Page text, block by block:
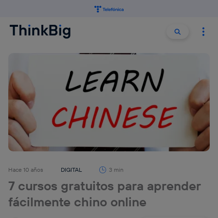
Buscar
Hace 10 años DIGITAL 3 min
7 cursos gratuitos para aprender
fácilmente chino online